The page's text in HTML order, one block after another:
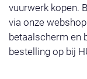
vuurwerk kopen.
via onze
betaalscherm en
bestelling op bij